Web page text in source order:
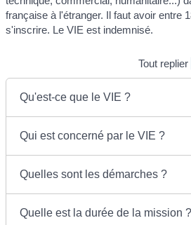
française à l'étranger. Il faut avoir entre
s'inscrire. Le VIE est indemnisé.
Tout replier
Qu'est-ce que le VIE ?
Qui est concerné par le VIE ?
Quelles sont les démarches ?
Quelle est la durée de la mission ?